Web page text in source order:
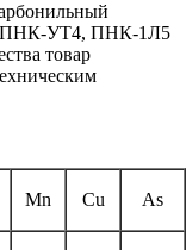
УТ4, ПНК-1Л5
товар
Mn Cu As